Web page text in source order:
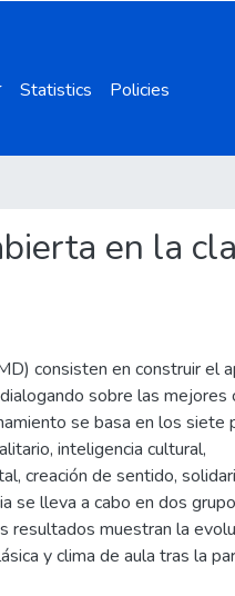
Statistics Policies
en la
consisten en construir el
sobre las mejores
se basa en los siete
inteligencia cultural,
creación de sentido,
se lleva a cabo en dos
resultados muestran la
y clima de aula tras la